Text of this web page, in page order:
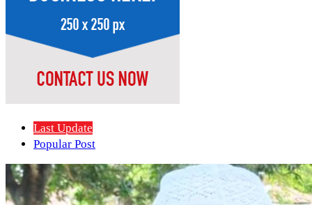
Last Update
Popular Post